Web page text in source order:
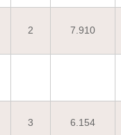
2 7.910
3 6.154